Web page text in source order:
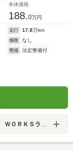
本体価格
188.0万円
走行 17.8万km
修復
なし
整備
法定整備付
シェービーズワークス